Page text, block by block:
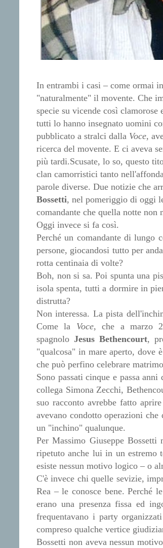
In entrambi i casi – come ormai
"naturalmente" il movente. Che
specie su vicende così
tutti lo hanno insegnato uomini
pubblicato a stralci dalla Voce,
ricerca del movente. E ci aveva
più tardi.Scusate, lo so, questo
clan camorristici tanto
parole diverse. Due notizie che
Bossetti, nel pomeriggio di oggi
comandante che quella notte non
Oggi invece si fa così.
Perché un comandante di lungo
persone, giocandosi tutto per
rotta centinaia di volte?
Boh, non si sa. Poi spunta una
isola spenta, tutti a dormire in
distrutta?
Non interessa. La pista
Come la Voce, che a marzo
spagnolo Jesus Bethencourt,
"qualcosa" in mare aperto, dove
che può perfino celebrare
Sono passati cinque e passa
collega Simona Zecchi,
suo racconto avrebbe fatto
avevano condotto operazioni
un "inchino" qualunque.
Per Massimo Giuseppe
ripetuto anche lui in un estremo
esiste nessun motivo logico – o
C'è invece chi quelle sevizie,
Rea – le conosce bene. Perché
erano una presenza fissa ed
frequentavano i party
compreso qualche vertice
Bossetti non aveva nessun